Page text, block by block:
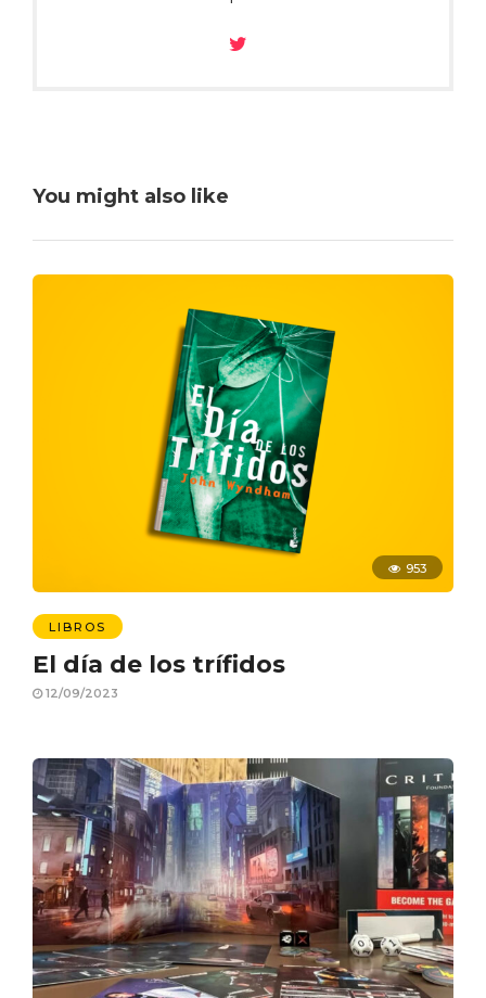
You might also like
953
LIBROS
El día de los trífidos
12/09/2023